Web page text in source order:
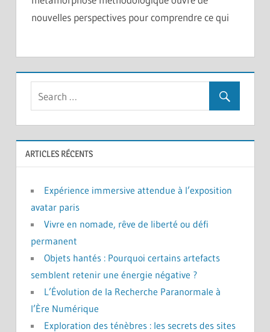
nouvelles perspectives pour comprendre ce qui
ARTICLES RÉCENTS
Expérience immersive attendue à l’exposition
avatar paris
Vivre en nomade, rêve de liberté ou défi
permanent
Objets hantés : Pourquoi certains artefacts
semblent retenir une énergie négative ?
L’Évolution de la Recherche Paranormale à
l’Ère Numérique
Exploration des ténèbres : les secrets des sites